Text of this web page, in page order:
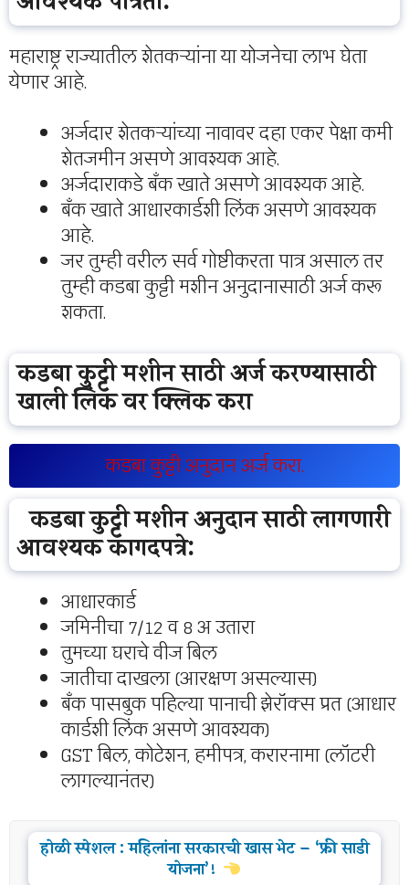
महाराष्ट्र राज्यातील शेतकऱ्यांना या योजनेचा लाभ घेता
येणार आहे.
अर्जदार शेतकऱ्यांच्या नावावर दहा एकर पेक्षा कमी
शेतजमीन असणे आवश्यक आहे.
अर्जदाराकडे बँक खाते असणे आवश्यक आहे.
बँक खाते आधारकार्डशी लिंक असणे आवश्यक
आहे.
जर तुम्ही वरील सर्व गोष्टीकरता पात्र असाल तर
तुम्ही कडबा कुट्टी मशीन अनुदानासाठी अर्ज करू
शकता.
कडबा कुट्टी मशीन साठी अर्ज करण्यासाठी
खाली लिंक वर क्लिक करा
कडबा कुट्टी अनुदान अर्ज करा.
कडबा कुट्टी मशीन अनुदान साठी लागणारी
आवश्यक कागदपत्रे:
आधारकार्ड
जमिनीचा 7/12 व 8 अ उतारा
तुमच्या घराचे वीज बिल
जातीचा दाखला (आरक्षण असल्यास)
बँक पासबुक पहिल्या पानाची झेरॉक्स प्रत (आधार
कार्डशी लिंक असणे आवश्यक)
GST बिल, कोटेशन, हमीपत्र, करारनामा (लॉटरी
लागल्यानंतर)
होळी स्पेशल : महिलांना सरकारची खास भेट – ‘फ्री साडी
योजना’!